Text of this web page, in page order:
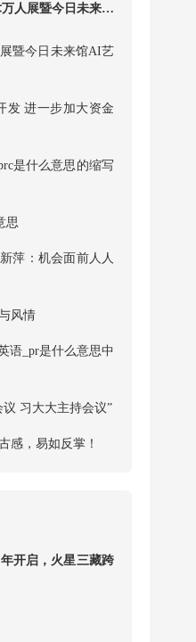
人展暨今日未来馆
暨今日未来馆AI艺
发 进一步加大资金
是什么意思的缩写
思
萍：机会面前人人
风情
语_pr是什么意思中
习大大主持会议”
感，易如反掌！
开启，火星三藏跨